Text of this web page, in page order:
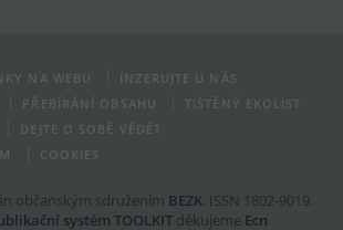
NA WEBU
INZERUJTE U NÁS
PŘEBÍRÁNÍ OBSAHU
TIŠTĚNÝ EKOLIST
DEJTE O SOBĚ VĚDĚT
COOKIES
občanským sdružením BEZK. ISSN 1802-9019.
systém TOOLKIT děkujeme Ecn